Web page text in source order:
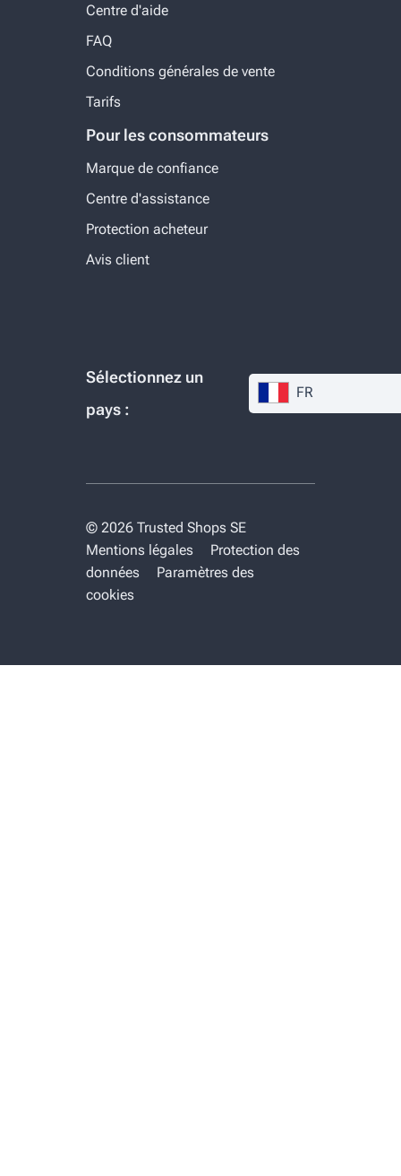
Centre d'aide
FAQ
Conditions générales de vente
Tarifs
Pour les consommateurs
Marque de confiance
Centre d'assistance
Protection acheteur
Avis client
Sélectionnez un
pays :
FR
© 2026 Trusted Shops SE
Mentions légales
Protection des
données
Paramètres des
cookies